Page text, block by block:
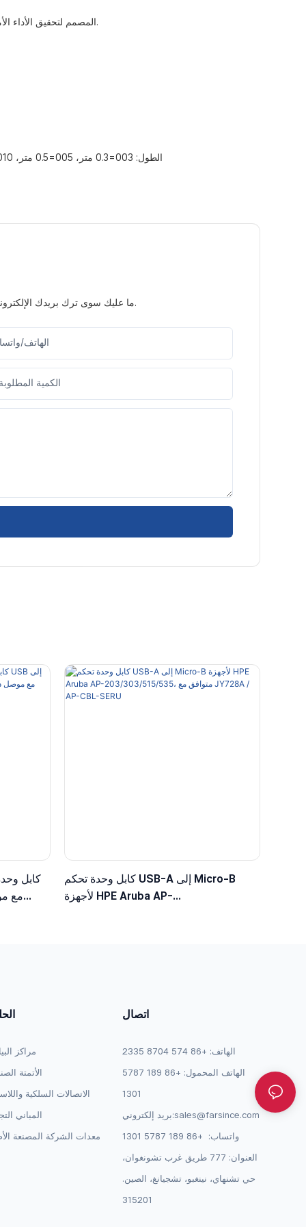
وبالتالي، قم بترقية البنية التحتية لشبكتك باستخدام كابل توصيل إيثرنت من نوع Cat6 بمقبس RJ45، المصمم لتحقيق الأداء الأمثل والموثوقية في البيئات الصعبة والحساسة للضوضاء.
xxx=الطول: 003=0.3 متر، 005=0.5 متر، 010=1.0 متر، 018=1.8 متر، 030=3.0 متر، 050=5.0 متر، 075=7.5 متر، 100=10 متر، 200=20 متر، 300=30 متر، 400=40 متر، 500=50 متر
ما عليك سوى ترك بريدك الإلكتروني أو رقم هاتفك في نموذج الاتصال حتى نتمكن من إرسال عرض أسعار مجاني لمجموعة واسعة من التصاميم لدينا.
الهاتف/
الكمية المطلوبة
كابل
كابل وحدة تحكم USB-A إلى Micro-B
لأجهزة HPE Aruba AP-
مراكز
الأتمتة
الاتصالات السلكية
المباني
معدات الشركة المصنعة
اتصال
الهاتف: +86 574 8704 2335
الهاتف المحمول: +86 189 5787
1301
بريد إلكتروني:sales@farsince.com
واتساب: +86 189 5787 1301
العنوان: 777 طريق غرب تشونغوان،
حي تشنهاي، نينغبو، تشجيانغ، الصين.
315201